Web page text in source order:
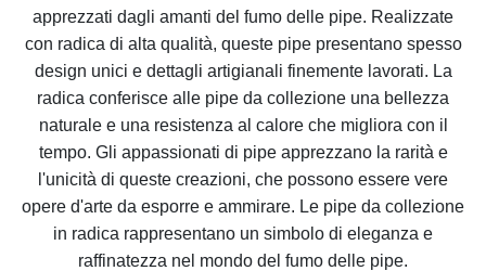
apprezzati dagli amanti del fumo delle pipe. Realizzate
con radica di alta qualità, queste pipe presentano spesso
design unici e dettagli artigianali finemente lavorati. La
radica conferisce alle pipe da collezione una bellezza
naturale e una resistenza al calore che migliora con il
tempo. Gli appassionati di pipe apprezzano la rarità e
l'unicità di queste creazioni, che possono essere vere
opere d'arte da esporre e ammirare. Le pipe da collezione
in radica rappresentano un simbolo di eleganza e
raffinatezza nel mondo del fumo delle pipe.